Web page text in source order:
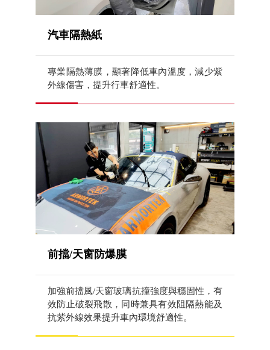
汽車隔熱紙
專業隔熱薄膜，顯著降低車內溫度，減少紫
外線傷害，提升行車舒適性。
前擋/天窗防爆膜
加強前擋風/天窗玻璃抗撞強度與穩固性，有
效防止破裂飛散，同時兼具有效阻隔熱能及
抗紫外線效果提升車內環境舒適性。